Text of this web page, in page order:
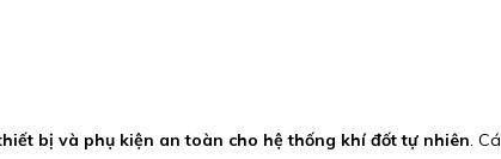
bị và phụ kiện an toàn cho hệ thống khí đốt tự nhiên.